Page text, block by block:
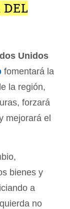
DEL
Unidos
fomentará la
la región,
forzará
mejorará el
bienes y
a
no